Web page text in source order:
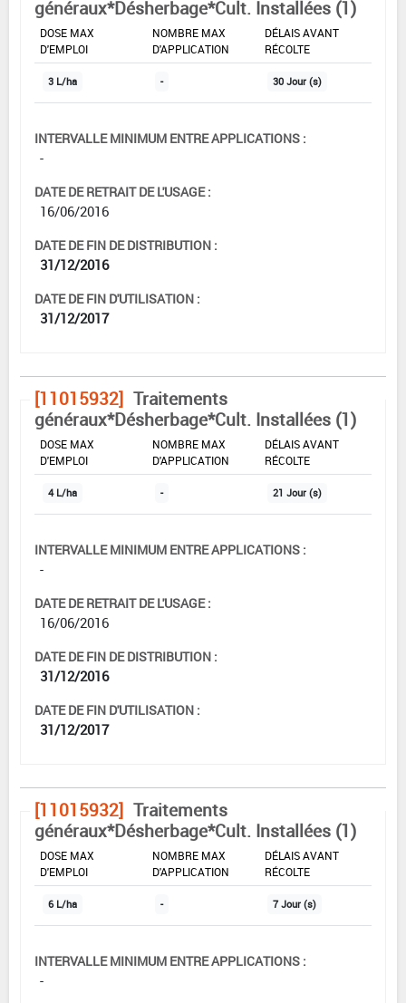
généraux*Désherbage*Cult. Installées (1)
DOSE MAX
D'EMPLOI
NOMBRE MAX
D'APPLICATION
DÉLAIS AVANT
RÉCOLTE
3 L/ha - 30 Jour (s)
INTERVALLE MINIMUM ENTRE APPLICATIONS :
-
DATE DE RETRAIT DE L'USAGE :
16/06/2016
DATE DE FIN DE DISTRIBUTION :
31/12/2016
DATE DE FIN D'UTILISATION :
31/12/2017
[11015932] Traitements
généraux*Désherbage*Cult. Installées (1)
DOSE MAX
D'EMPLOI
NOMBRE MAX
D'APPLICATION
DÉLAIS AVANT
RÉCOLTE
4 L/ha - 21 Jour (s)
INTERVALLE MINIMUM ENTRE APPLICATIONS :
-
DATE DE RETRAIT DE L'USAGE :
16/06/2016
DATE DE FIN DE DISTRIBUTION :
31/12/2016
DATE DE FIN D'UTILISATION :
31/12/2017
[11015932] Traitements
généraux*Désherbage*Cult. Installées (1)
DOSE MAX
D'EMPLOI
NOMBRE MAX
D'APPLICATION
DÉLAIS AVANT
RÉCOLTE
6 L/ha - 7 Jour (s)
INTERVALLE MINIMUM ENTRE APPLICATIONS :
-